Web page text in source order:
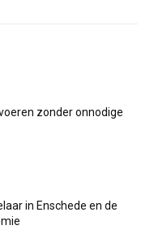
zonder onnodige
in Enschede en de